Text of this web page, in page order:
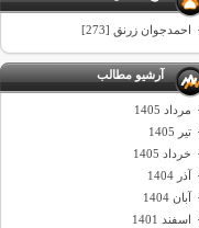
احمدجوان زرنق [273]
آرشیو مطالب
مرداد 1405
تیر 1405
خرداد 1405
آذر 1404
آبان 1404
اسفند 1401